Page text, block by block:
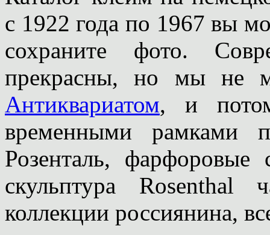
с 1922 года по 1967 вы
сохраните фото.
прекрасны, но мы не
Антиквариатом, и
временными рамками
Розенталь, фарфоровые
скульптура Rosenthal
коллекции россиянина,